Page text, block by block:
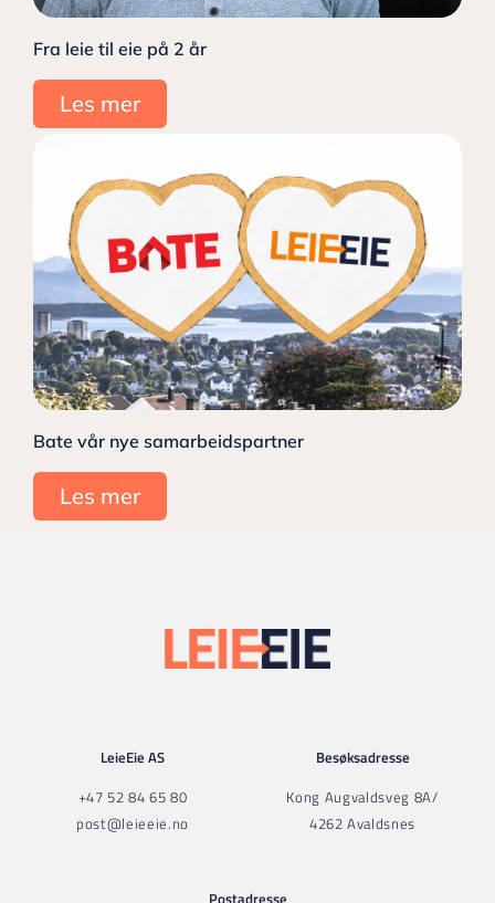
Fra leie til eie på 2 år
Les mer
Bate vår nye samarbeidspartner
Les mer
LeieEie AS
+47 52 84 65 80
post@leieeie.no
Besøksadresse
Kong Augvaldsveg 8A/
4262 Avaldsnes
Postadresse